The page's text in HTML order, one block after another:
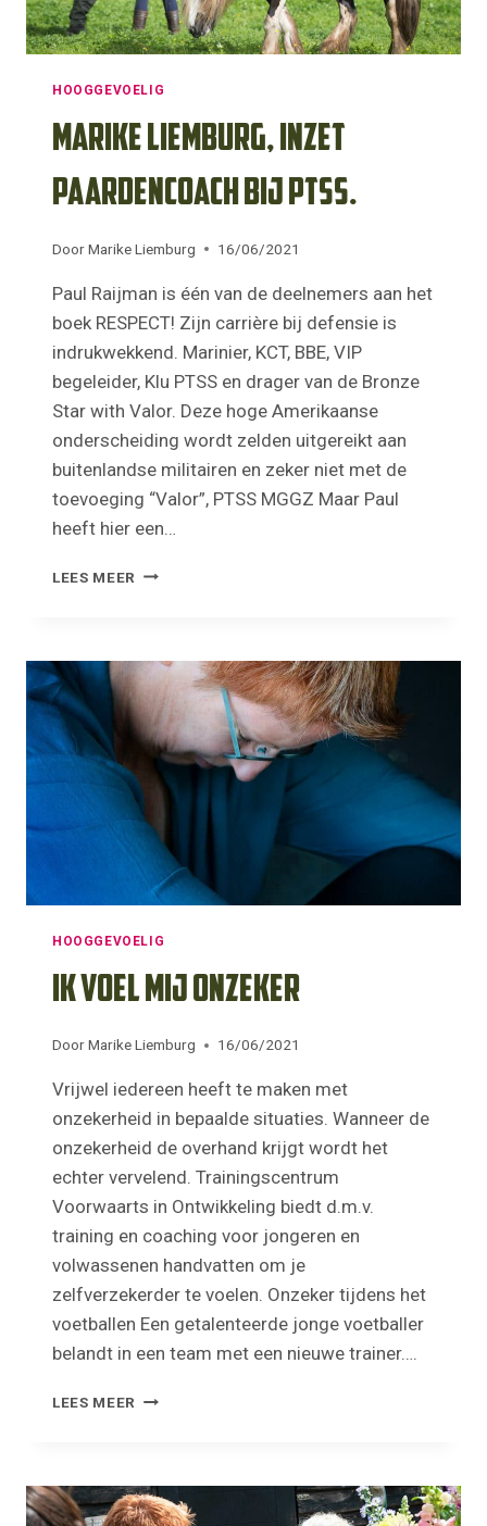
HOOGGEVOELIG
Marike Liemburg, inzet
paardencoach bij PTSS.
DoorMarike Liemburg 16/06/2021
Paul Raijman is één van de deelnemers aan het
boek RESPECT! Zijn carrière bij defensie is
indrukwekkend. Marinier, KCT, BBE, VIP
begeleider, Klu PTSS en drager van de Bronze
Star with Valor. Deze hoge Amerikaanse
onderscheiding wordt zelden uitgereikt aan
buitenlandse militairen en zeker niet met de
toevoeging “Valor”, PTSS MGGZ Maar Paul
heeft hier een…
LEES MEER MARIKE
BIJ
PTSS.
HOOGGEVOELIG
Ik voel mij onzeker
DoorMarike Liemburg 16/06/2021
Vrijwel iedereen heeft te maken met
onzekerheid in bepaalde situaties. Wanneer de
onzekerheid de overhand krijgt wordt het
echter vervelend. Trainingscentrum
Voorwaarts in Ontwikkeling biedt d.m.v.
training en coaching voor jongeren en
volwassenen handvatten om je
zelfverzekerder te voelen. Onzeker tijdens het
voetballen Een getalenteerde jonge voetballer
belandt in een team met een nieuwe trainer….
LEES MEER IK